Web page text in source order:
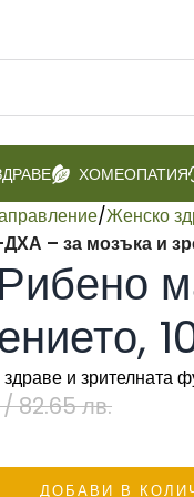
ХОМЕОПАТИЯ
/Женско
– за мозъка и
и зрителната
82.65 лв.
ДОБАВИ В